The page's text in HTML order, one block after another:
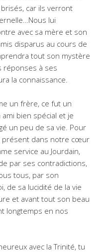
car ils verront
lui
avec sa mère et son
disparus au cours de
tout son mystère
réponses à ses
la connaissance.
un frère, ce fut un
bien spécial et je
un peu de sa vie. Pour
présent dans notre cœur
service au Jourdain,
par ses contradictions,
tous, par son
de sa lucidité de la vie
et avant tout son beau
longtemps en nos
avec la Trinité, tu